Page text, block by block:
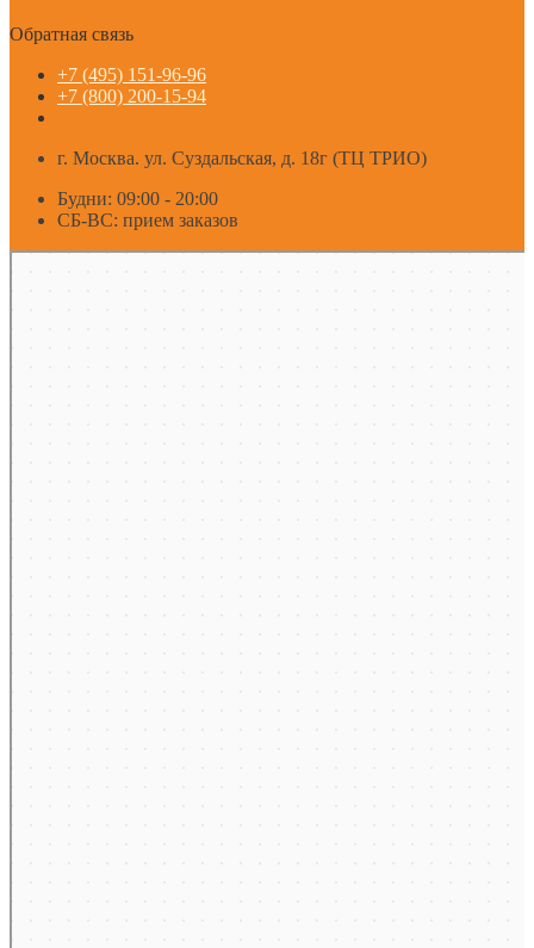
Обратная связь
+7 (495) 151-96-96
+7 (800) 200-15-94
г. Москва. ул. Суздальская, д. 18г (ТЦ ТРИО)
Будни: 09:00 - 20:00
СБ-ВС: прием заказов